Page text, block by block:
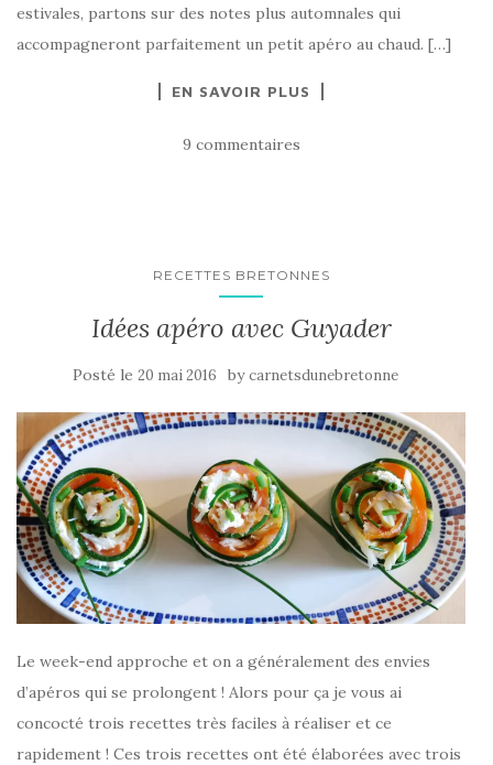
estivales, partons sur des notes plus automnales qui
accompagneront parfaitement un petit apéro au chaud. […]
EN SAVOIR PLUS
9 commentaires
RECETTES BRETONNES
Idées apéro avec Guyader
Posté le 20 mai 2016 bycarnetsdunebretonne
Le week-end approche et on a généralement des envies
d’apéros qui se prolongent ! Alors pour ça je vous ai
concocté trois recettes très faciles à réaliser et ce
rapidement ! Ces trois recettes ont été élaborées avec trois